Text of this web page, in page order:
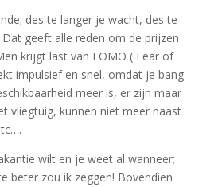
des te langer je wacht, des te
geeft alle reden om de prijzen
krijgt last van FOMO ( Fear of
impulsief en snel, omdat je bang
meer is, er zijn maar
vliegtuig, kunnen niet meer naast
wilt en je weet al wanneer;
beter zou ik zeggen! Bovendien